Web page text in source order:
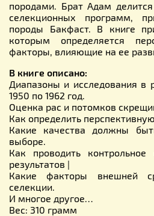
породами. Брат Адам
селекционных программ,
породы Бакфаст. В книге
которым определяется
факторы, влияющие на ее
В книге описано:
Диапазоны и исследования в
1950 по 1962 год.
Оценка рас и потомков
Как определить
Какие качества должны
выборе.
Как проводить
результатов |
Какие факторы внешней
селекции.
И многое другое…
Вес: 310 грамм